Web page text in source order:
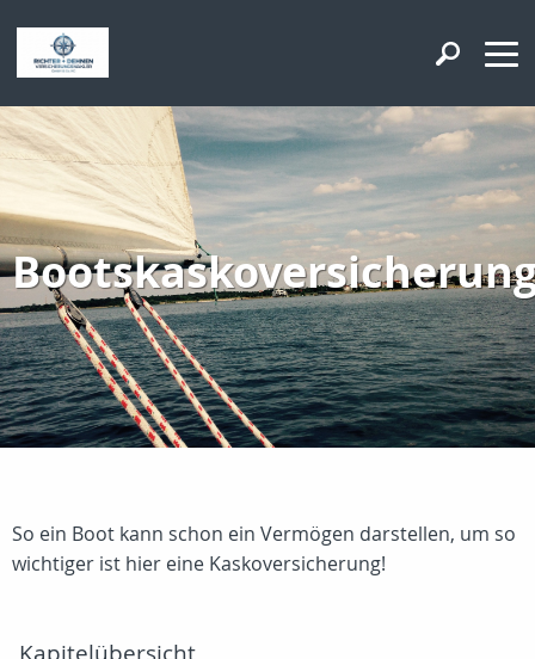
So ein Boot kann schon ein Vermögen darstellen, um so
wichtiger ist hier eine Kaskoversicherung!